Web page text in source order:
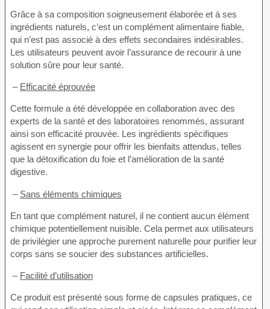
Grâce à sa composition soigneusement élaborée et à ses
ingrédients naturels, c’est un complément alimentaire fiable,
qui n’est pas associé à des effets secondaires indésirables.
Les utilisateurs peuvent avoir l’assurance de recourir à une
solution sûre pour leur santé.
– Efficacité éprouvée
Cette formule a été développée en collaboration avec des
experts de la santé et des laboratoires renommés, assurant
ainsi son efficacité prouvée. Les ingrédients spécifiques
agissent en synergie pour offrir les bienfaits attendus, telles
que la détoxification du foie et l’amélioration de la santé
digestive.
– Sans éléments chimiques
En tant que complément naturel, il ne contient aucun élément
chimique potentiellement nuisible. Cela permet aux utilisateurs
de privilégier une approche purement naturelle pour purifier leur
corps sans se soucier des substances artificielles.
– Facilité d’utilisation
Ce produit est présenté sous forme de capsules pratiques, ce